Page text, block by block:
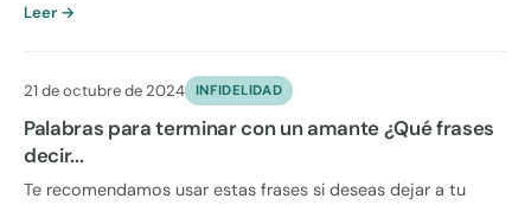
Leer →
21 de octubre de 2024 INFIDELIDAD
Palabras para terminar con un amante ¿Qué frases
decir...
Te recomendamos usar estas frases si deseas dejar a tu